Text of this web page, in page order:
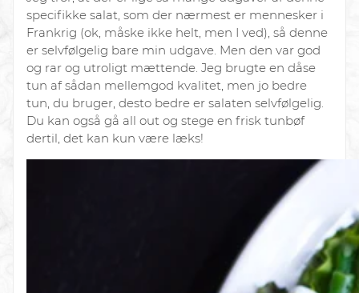
specifikke salat, som der nærmest er mennesker i
Frankrig (ok, måske ikke helt, men I ved), så denne
er selvfølgelig bare min udgave. Men den var god
og rar og utroligt mættende. Jeg brugte en dåse
tun af sådan mellemgod kvalitet, men jo bedre
tun, du bruger, desto bedre er salaten selvfølgelig.
Du kan også gå all out og stege en frisk tunbøf
dertil, det kan kun være læks!